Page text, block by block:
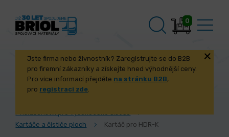
0
Jste firma nebo živnostník? Zaregistrujte se do B2B
pro firemní zákazníky a získejte hned výhodnější ceny.
Pro více informací přejděte na stránku B2B,
pro registraci zde.
Příslušenství pro vysokotlaké čističe
Kartáče a čističe ploch
Kartáč pro HDR-K